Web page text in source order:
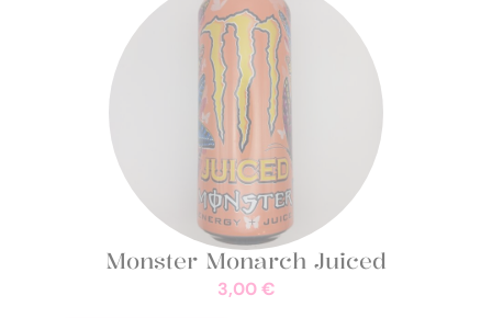
Monster Monarch Juiced
3,00€